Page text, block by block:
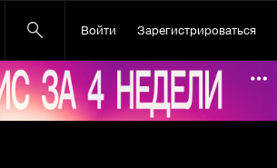
Войти Зарегистрироваться